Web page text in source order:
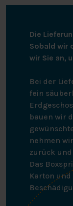
Die
Sobald wir
wir Sie an,
Bei der
fein
bauen wir
nehmen
zurück
Das
Karton